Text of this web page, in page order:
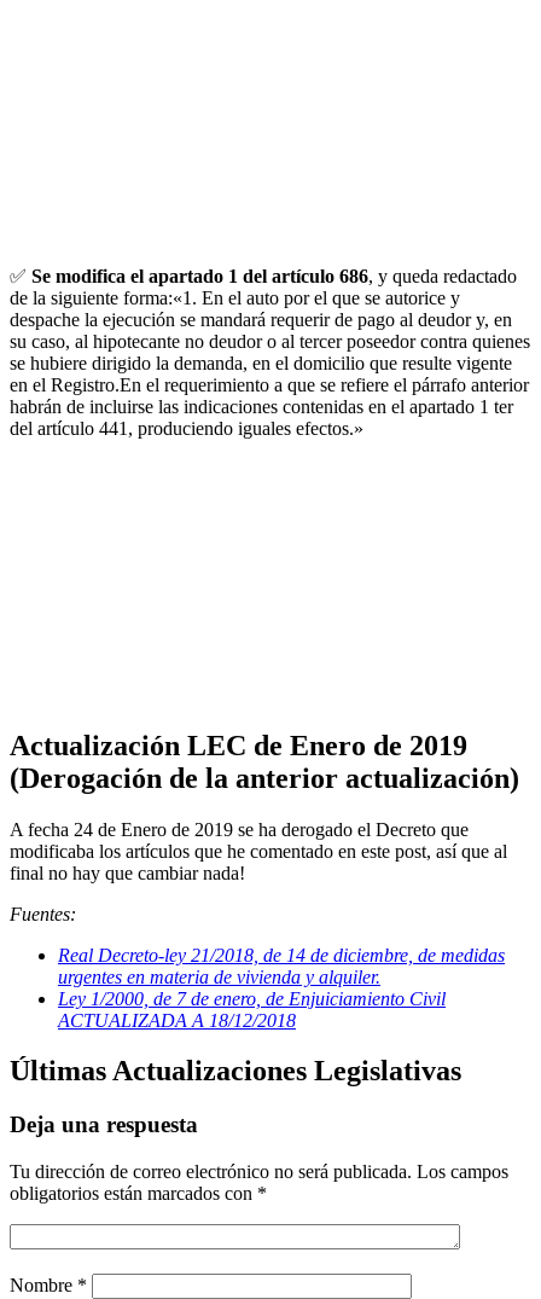
✅ Se modifica el apartado 1 del artículo 686, y queda redactado
de la siguiente forma:«1. En el auto por el que se autorice y
despache la ejecución se mandará requerir de pago al deudor y, en
su caso, al hipotecante no deudor o al tercer poseedor contra quienes
se hubiere dirigido la demanda, en el domicilio que resulte vigente
en el Registro.En el requerimiento a que se refiere el párrafo anterior
habrán de incluirse las indicaciones contenidas en el apartado 1 ter
del artículo 441, produciendo iguales efectos.»
Actualización LEC de Enero de 2019
(Derogación de la anterior actualización)
A fecha 24 de Enero de 2019 se ha derogado el Decreto que
modificaba los artículos que he comentado en este post, así que al
final no hay que cambiar nada!
Fuentes:
Real Decreto-ley 21/2018, de 14 de diciembre, de medidas
urgentes en materia de vivienda y alquiler.
Ley 1/2000, de 7 de enero, de Enjuiciamiento Civil
ACTUALIZADA A 18/12/2018
Últimas Actualizaciones Legislativas
Deja una respuesta
Tu dirección de correo electrónico no será publicada. Los campos
obligatorios están marcados con *
Nombre *